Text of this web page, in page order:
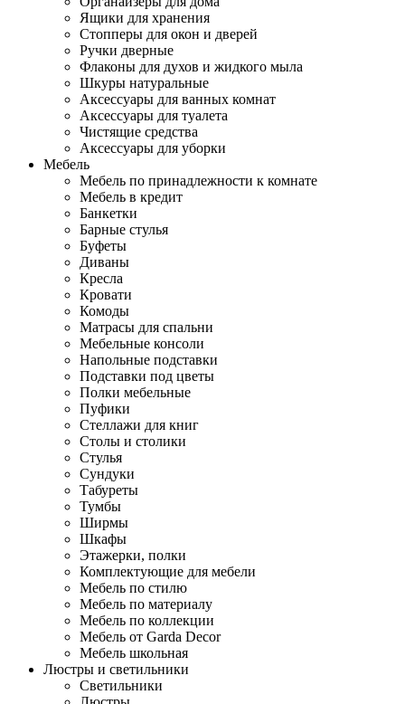
Ящики для хранения
Стопперы для окон и дверей
Ручки дверные
Флаконы для духов и жидкого мыла
Шкуры натуральные
Аксессуары для ванных комнат
Аксессуары для туалета
Чистящие средства
Аксессуары для уборки
Мебель
Мебель по принадлежности к комнате
Мебель в кредит
Банкетки
Барные стулья
Буфеты
Диваны
Кресла
Кровати
Комоды
Матрасы для спальни
Мебельные консоли
Напольные подставки
Подставки под цветы
Полки мебельные
Пуфики
Стеллажи для книг
Столы и столики
Стулья
Сундуки
Табуреты
Тумбы
Ширмы
Шкафы
Этажерки, полки
Комплектующие для мебели
Мебель по стилю
Мебель по материалу
Мебель по коллекции
Мебель от Garda Decor
Мебель школьная
Люстры и светильники
Светильники